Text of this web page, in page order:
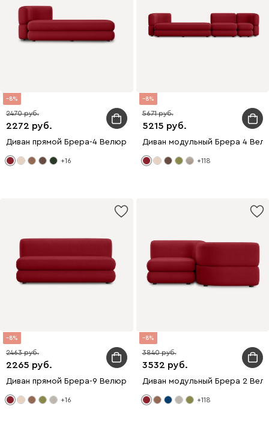
8
2272
2470
Диван прямой Брера-4 Велюр Красный
+16
8
5215
5671
Диван модульный Брера 4
+118
8
2265
2463
Диван прямой Брера-9 Велюр Красный
+16
8
3532
3840
Диван модульный Брера 2
+118